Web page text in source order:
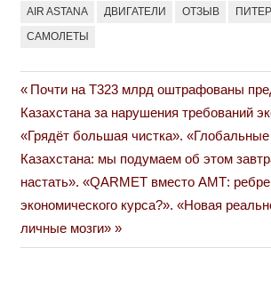
AIR ASTANA ДВИГАТЕЛИ ОТЗЫВ
САМОЛЕТЫ
Навигация
по
записям
Previous
Post:
Почти на Т323 млрд оштрафованы
Казахстана за нарушения требований
Next
Post:
«Грядёт большая чистка».
Казахстана: мы подумаем об этом
настать». «QARMET вместо АМТ:
экономического курса?». «Новая
личные мозги»